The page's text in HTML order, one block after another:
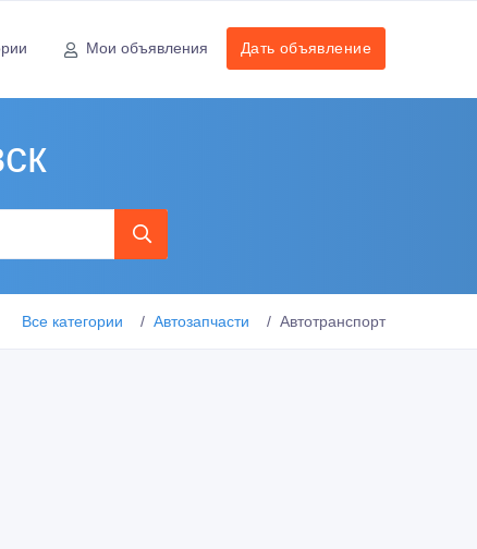
Мои объявления Дать объявление
Все категории Автозапчасти Автотранспорт